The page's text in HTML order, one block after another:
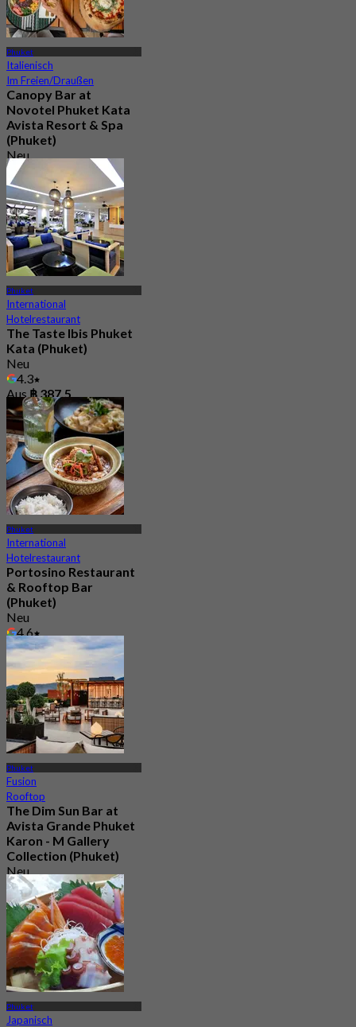
Phuket
Italienisch
Im Freien/Draußen
Canopy Bar at
Novotel Phuket Kata
Avista Resort & Spa
(Phuket)
Neu
4.9
Aus฿ 2,250
Phuket
International
Hotelrestaurant
The Taste Ibis Phuket
Kata (Phuket)
Neu
4.3
Aus฿ 387.5
Phuket
International
Hotelrestaurant
Portosino Restaurant
& Rooftop Bar
(Phuket)
Neu
4.6
Aus฿ 530
Phuket
Fusion
Rooftop
The Dim Sun Bar at
Avista Grande Phuket
Karon - M Gallery
Collection (Phuket)
Neu
5.0
Aus฿ 1,299
Phuket
Japanisch